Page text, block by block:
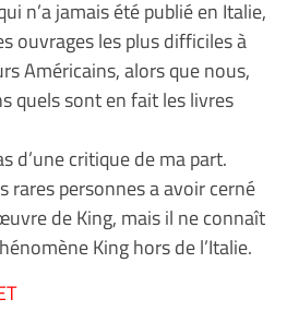
n’a jamais été publié en Italie,
ouvrages les plus difficiles à
Américains, alors que nous,
quels sont en fait les livres
d’une critique de ma part.
rares personnes a avoir cerné
de King, mais il ne connaît
King hors de l’Italie.